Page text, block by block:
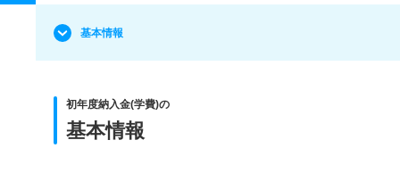
基本情報
初年度納入金(学費)の
基本情報